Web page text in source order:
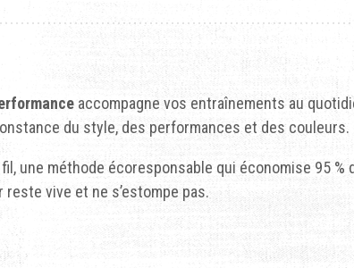
accompagne vos entraînements au
du style, des performances et des couleurs.
une méthode écoresponsable qui économise 95 %
vive et ne s’estompe pas.